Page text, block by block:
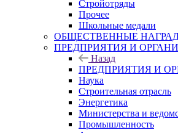
Стройотряды
Прочее
Школьные медали
ОБЩЕСТВЕННЫЕ
ПРЕДПРИЯТИЯ И
Назад
ПРЕДПРИЯТИЯ И
Наука
Строительная отрасль
Энергетика
Министерства и
Промышленность